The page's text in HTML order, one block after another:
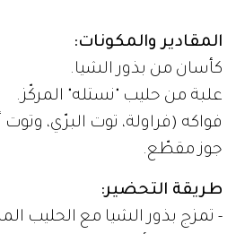
المقادير والمكونات:
كأسان من بذور الشيا.
علبة من حليب "نستله" المركّز.
فواكه (فراولة، توت البرّي، وتوت
جوز مقطّع.
طريقة التحضير:
- تمزج بذور الشيا مع الحليب